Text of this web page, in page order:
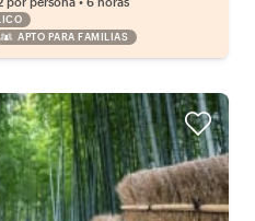
APTO PARA FAMILIAS